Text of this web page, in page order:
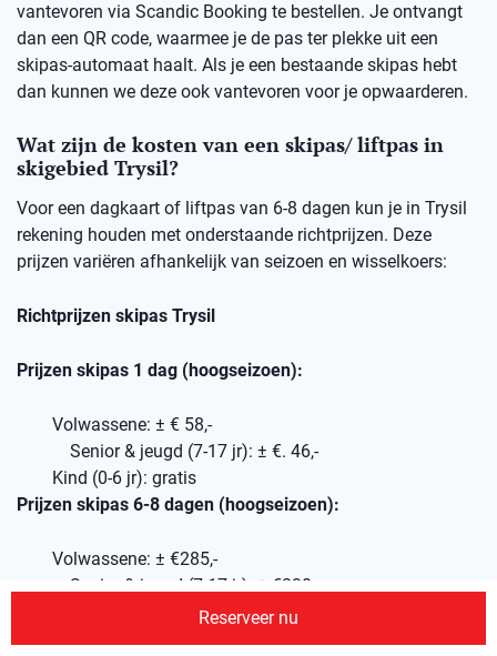
vantevoren via Scandic Booking te bestellen. Je ontvangt
dan een QR code, waarmee je de pas ter plekke uit een
skipas-automaat haalt. Als je een bestaande skipas hebt
dan kunnen we deze ook vantevoren voor je opwaarderen.
Wat zijn de kosten van een skipas/ liftpas in
skigebied Trysil?
Voor een dagkaart of liftpas van 6-8 dagen kun je in Trysil
rekening houden met onderstaande richtprijzen. Deze
prijzen variëren afhankelijk van seizoen en wisselkoers:
Richtprijzen skipas Trysil
Prijzen skipas 1 dag (hoogseizoen):
Volwassene: ± € 58,-
Senior & jeugd (7-17 jr): ± €. 46,-
Kind (0-6 jr): gratis
Prijzen skipas 6-8 dagen (hoogseizoen):
Volwassene: ± €285,-
Senior & jeugd (7-17 jr): ± €230,-
Reserveer nu